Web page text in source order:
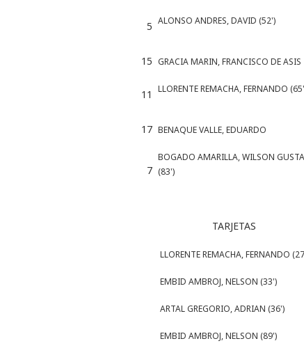
5ALONSO ANDRES, DAVID (52')
15GRACIA MARIN, FRANCISCO DE ASIS
11LLORENTE REMACHA, FERNANDO
17BENAQUE VALLE, EDUARDO
7
BOGADO AMARILLA, WILSON
(83')
TARJETAS
LLORENTE REMACHA, FERNANDO
EMBID AMBROJ, NELSON (33')
ARTAL GREGORIO, ADRIAN (36')
EMBID AMBROJ, NELSON (89')